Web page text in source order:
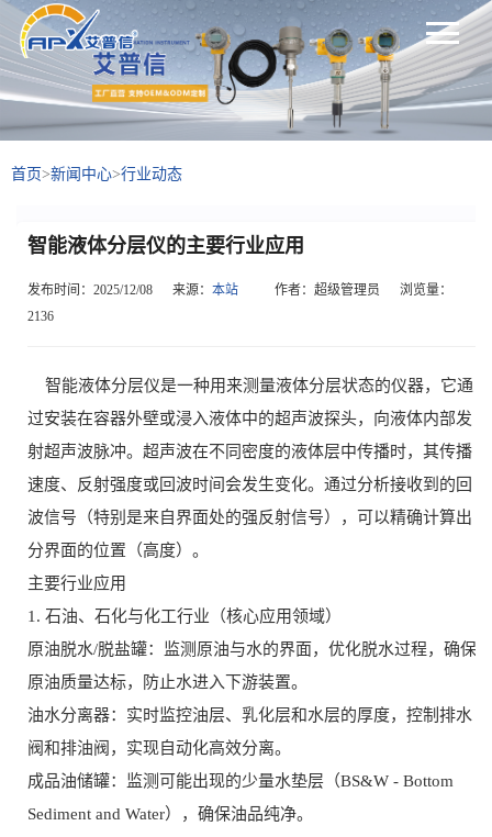
首页>新闻中心>行业动态
智能液体分层仪的主要行业应用
发布时间：2025/12/08 来源： 本站 作者：超级管理员
浏览量：
2136
智能液体分层仪是一种用来测量液体分层状态的仪器，它通
过安装在容器外壁或浸入液体中的超声波探头，向液体内部发
射超声波脉冲。超声波在不同密度的液体层中传播时，其传播
速度、反射强度或回波时间会发生变化。通过分析接收到的回
波信号（特别是来自界面处的强反射信号），可以精确计算出
分界面的位置（高度）。
主要行业应用
1. 石油、石化与化工行业（核心应用领域）
原油脱水/脱盐罐：监测原油与水的界面，优化脱水过程，确保
原油质量达标，防止水进入下游装置。
油水分离器：实时监控油层、乳化层和水层的厚度，控制排水
阀和排油阀，实现自动化高效分离。
成品油储罐：监测可能出现的少量水垫层（BS&W - Bottom
Sediment and Water），确保油品纯净。